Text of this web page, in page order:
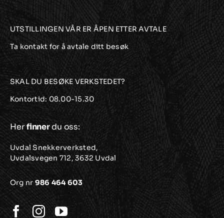
UTSTILLINGEN VÅR ER ÅPEN ETTER AVTALE
Ta kontakt for å avtale ditt besøk
SKAL DU BESØKE VERKSTEDET?
Kontortid: 08.00-15.30
Herfinnerdu oss:
Uvdal Snekkerverksted,
Uvdalsvegen 712, 3632 Uvdal
Org nr 986 464 603